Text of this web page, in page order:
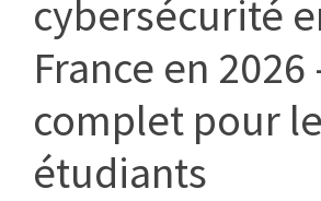
cybersécurité
France en
complet pour
étudiants